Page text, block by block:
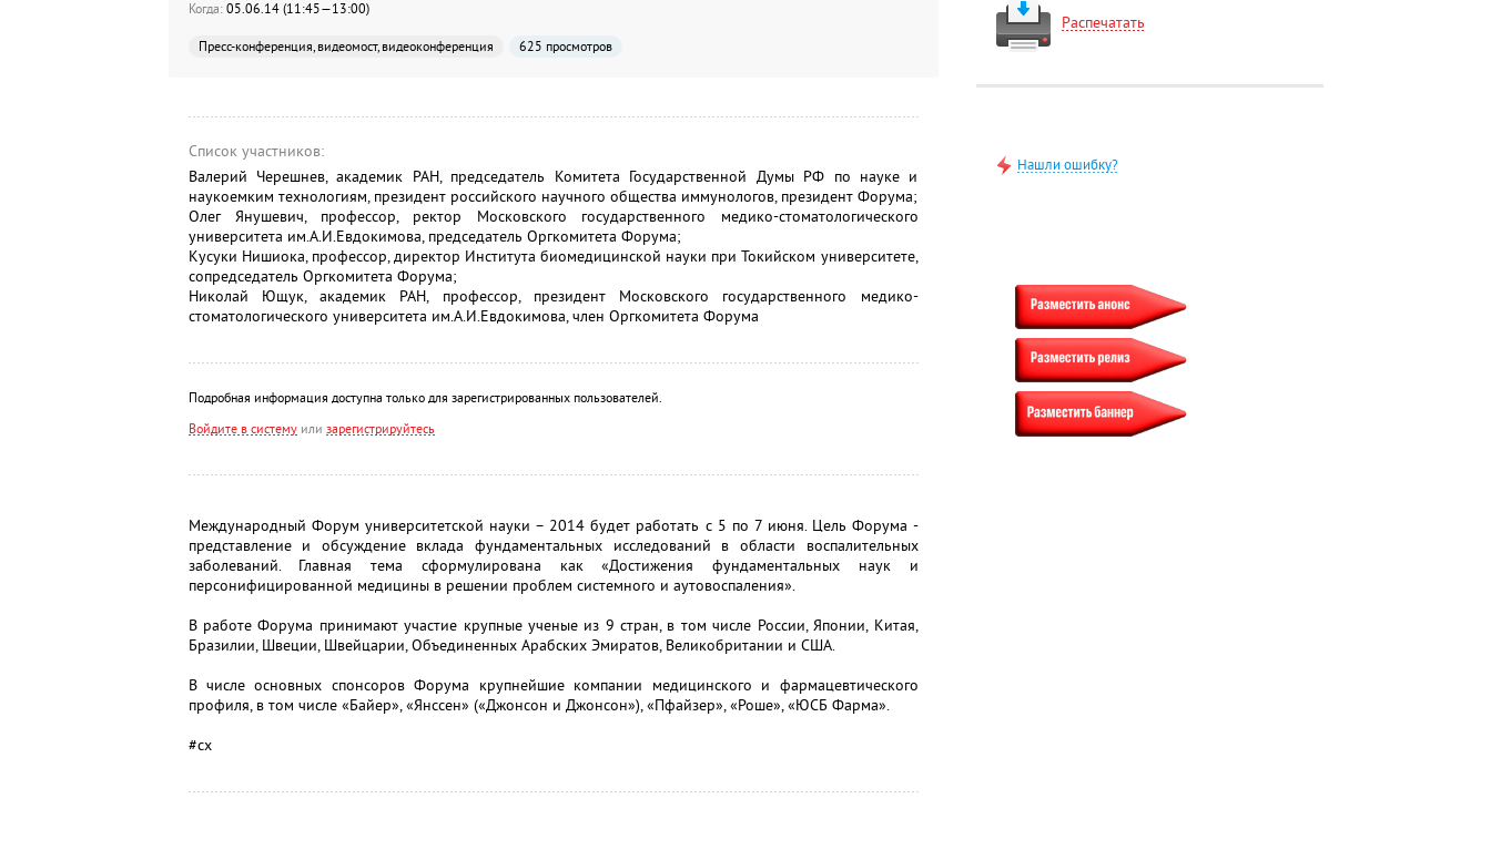
Когда:05.06.14 (11:45—13:00)
Пресс-конференция, видеомост, видеоконференция 625 просмотров
Список участников:
Валерий Черешнев, академик РАН, председатель Комитета Государственной Думы РФ по науке и
наукоемким технологиям, президент российского научного общества иммунологов, президент Форума;
Олег Янушевич, профессор, ректор Московского государственного медико-стоматологического
университета им.А.И.Евдокимова, председатель Оргкомитета Форума;
Кусуки Нишиока, профессор, директор Института биомедицинской науки при Токийском университете,
сопредседатель Оргкомитета Форума;
Николай Ющук, академик РАН, профессор, президент Московского государственного медико-
стоматологического университета им.А.И.Евдокимова, член Оргкомитета Форума
Подробная информация доступна только для зарегистрированных пользователей.
Войдите в системуили зарегистрируйтесь
Международный Форум университетской науки – 2014 будет работать с 5 по 7 июня. Цель Форума -
представление и обсуждение вклада фундаментальных исследований в области воспалительных
заболеваний. Главная тема сформулирована как «Достижения фундаментальных наук и
персонифицированной медицины в решении проблем системного и аутовоспаления».
В работе Форума принимают участие крупные ученые из 9 стран, в том числе России, Японии, Китая,
Бразилии, Швеции, Швейцарии, Объединенных Арабских Эмиратов, Великобритании и США.
В числе основных спонсоров Форума крупнейшие компании медицинского и фармацевтического
профиля, в том числе «Байер», «Янссен» («Джонсон и Джонсон»), «Пфайзер», «Роше», «ЮСБ Фарма».
#сх
Распечатать
Нашли ошибку?